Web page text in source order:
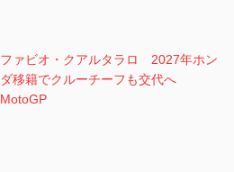
ファビオ・クアルタラロ 2027年ホン
ダ移籍でクルーチーフも交代へ
MotoGP